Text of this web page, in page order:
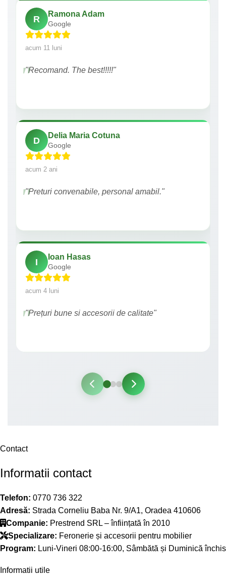
R
Ramona Adam
Google
acum 11 luni
"Recomand. The best!!!!!"
D
Delia Maria Cotuna
Google
acum 2 ani
"Preturi convenabile, personal amabil."
I
Ioan Hasas
Google
acum 4 luni
"Prețuri bune si accesorii de calitate"
Contact
Informatii contact
Telefon: 0770 736 322
Adresă: Strada Corneliu Baba Nr. 9/A1, Oradea 410606
Companie: Prestrend SRL – înființată în 2010
Specializare: Feronerie și accesorii pentru mobilier
Program: Luni-Vineri 08:00-16:00, Sâmbătă și Duminică închis
Informatii utile